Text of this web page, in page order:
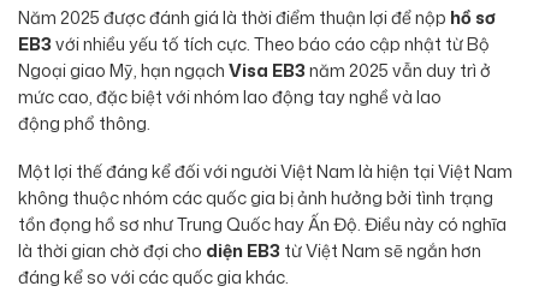
Năm 2025 được đánh giá là thời điểm thuận lợi để nộp hồ sơ
EB3với nhiều yếu tố tích cực. Theo báo cáo cập nhật từ Bộ
Ngoại giao Mỹ, hạn ngạchVisa EB3năm 2025 vẫn duy trì ở
mức cao, đặc biệt với nhóm lao động tay nghề và lao
động phổ thông.
Một lợi thế đáng kể đối với người Việt Nam là hiện tại Việt Nam
không thuộc nhóm các quốc gia bị ảnh hưởng bởi tình trạng
tồn đọng hồ sơ như Trung Quốc hay Ấn Độ. Điều này có nghĩa
là thời gian chờ đợi cho diện EB3 từ Việt Nam sẽ ngắn hơn
đáng kể so với các quốc gia khác.